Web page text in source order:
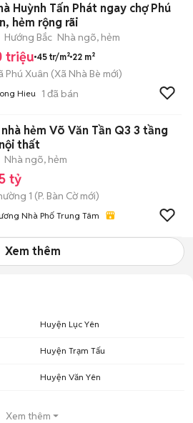
Huỳnh Tấn Phát ngay chợ Phú
hẻm rộng rãi
Hướng Bắc Nhà ngõ, hẻm
triệu 45 tr/m² 22 m²
Phú Xuân (Xã Nhà Bè mới)
Hieu 1 đã bán
nhà hẻm Võ Văn Tần Q3 3 tầng
thất
Nhà ngõ, hẻm
tỷ
1 (P. Bàn Cờmới)
Nhà Phố Trung Tâm
Xem thêm
Huyện Lục Yên
Huyện Trạm Tấu
Huyện Văn Yên
Xem thêm